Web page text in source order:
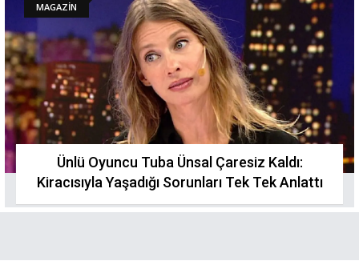
MAGAZİN
Ünlü Oyuncu Tuba Ünsal Çaresiz Kaldı:
Kiracısıyla Yaşadığı Sorunları Tek Tek Anlattı